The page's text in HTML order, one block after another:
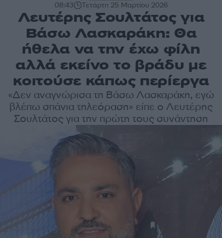
08:43 Τετάρτη 25 Μαρτίου 2026
Λευτέρης Σουλτάτος για
Βάσω Λασκαράκη: Θα
ήθελα να την έχω φίλη
αλλά εκείνο το βράδυ με
κοιτούσε κάπως περίεργα
«Δεν αναγνώρισα τη Βάσω Λασκαράκη, εγώ
βλέπω σπάνια τηλεόραση» είπε ο Λευτέρης
Σουλτάτος για την πρώτη τους συνάντηση